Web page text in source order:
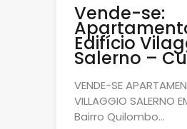
Vende-se:
Edifício
Salerno –
VENDE-SE
VILLAGGIO SALERNO
Bairro Quilombo…